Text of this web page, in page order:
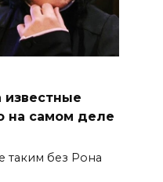
известные
на самом деле
таким без Рона